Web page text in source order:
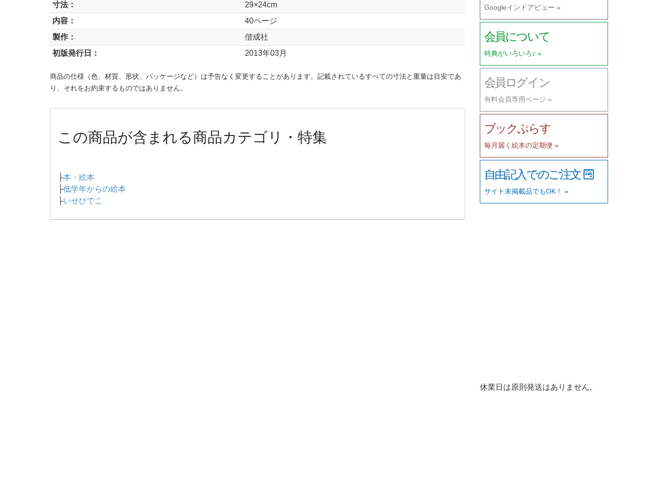
寸法：
29×24cm
内容：
40ページ
製作：
偕成社
初版発行日：
2013年03月
商品の仕様（色、材質、形状、パッケージなど）は予告なく変更することがあります。記載されているすべての寸法と重量は目安であ
り、それをお約束するものではありません。
この商品が含まれる商品カテゴリ・特集
├本・絵本
├低学年からの絵本
├いせひでこ
Googleインドアビュー »
会員について
特典がいろいろ♪ »
会員ログイン
有料会員専用ページ »
ブックぷらす
毎月届く絵本の定期便 »
自由記入でのご注文
サイト未掲載品でもOK！ »
休業日は原則発送はありません。